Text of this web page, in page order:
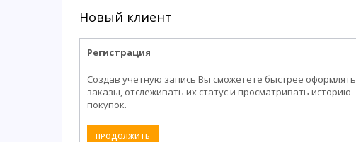
Новый клиент
Регистрация
Создав учетную запись Вы сможетете быстрее оформлять
заказы, отслеживать их статус и просматривать историю
покупок.
ПРОДОЛЖИТЬ